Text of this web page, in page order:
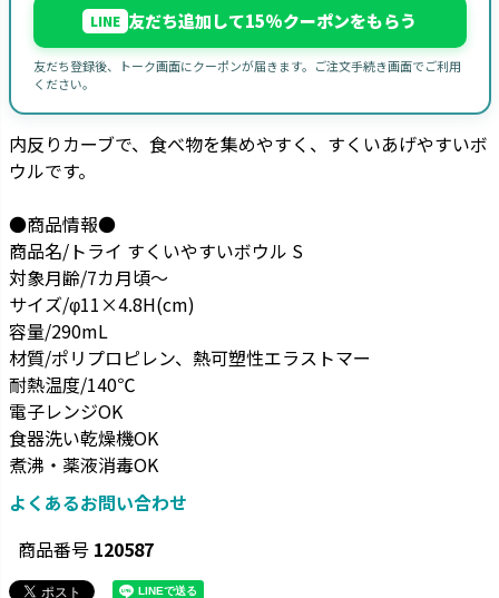
LINE 友だち追加して15%クーポンをもらう
友だち登録後、トーク画面にクーポンが届きます。ご注文手続き画面でご利用
ください。
内反りカーブで、食べ物を集めやすく、すくいあげやすいボ
ウルです。
●商品情報●
商品名/トライ すくいやすいボウル S
対象月齢/7カ月頃～
サイズ/φ11×4.8H(cm)
容量/290mL
材質/ポリプロピレン、熱可塑性エラストマー
耐熱温度/140℃
電子レンジOK
食器洗い乾燥機OK
煮沸・薬液消毒OK
よくあるお問い合わせ
商品番号 120587